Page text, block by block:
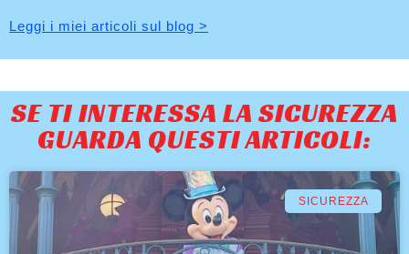
Leggi i miei articoli sul blog >
SE TI INTERESSA LA SICUREZZA
GUARDA QUESTI ARTICOLI:
SICUREZZA